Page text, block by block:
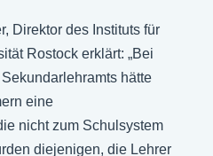
Direktor des Instituts für
Rostock erklärt: „Bei
hätte
eine
nicht zum Schulsystem
diejenigen, die Lehrer